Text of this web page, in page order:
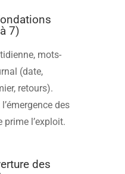
7)
mots-
(date,
retours).
des
prime l’exploit.
des